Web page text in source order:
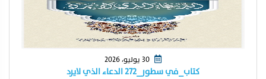
كتاب_في سطور_٢٧٢ الدعاء الذي لايرد